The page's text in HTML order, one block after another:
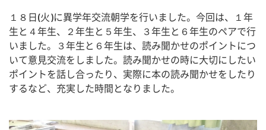
１８日(火)に異学年交流朝学を行いました。今回は、１年
生と４年生、２年生と５年生、３年生と６年生のペアで行
いました。３年生と６年生は、読み聞かせのポイントにつ
いて意見交流をしました。読み聞かせの時に大切にしたい
ポイントを話し合ったり、実際に本の読み聞かせをしたり
するなど、充実した時間となりました。